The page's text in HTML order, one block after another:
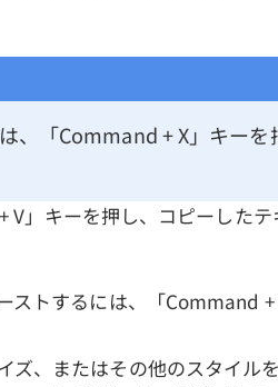
、「Command + X」キーを
」キーを押し、コピーした
ストするには、「Command
ズ、またはその他のスタイル